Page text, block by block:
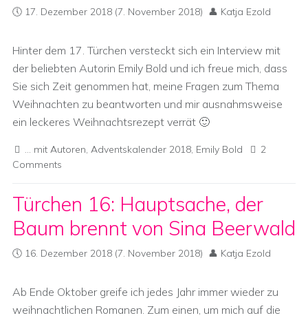
17. Dezember 2018 (7. November 2018) Katja Ezold
Hinter dem 17. Türchen versteckt sich ein Interview mit
der beliebten Autorin Emily Bold und ich freue mich, dass
Sie sich Zeit genommen hat, meine Fragen zum Thema
Weihnachten zu beantworten und mir ausnahmsweise
ein leckeres Weihnachtsrezept verrät 🙂
... mit Autoren, Adventskalender 2018, Emily Bold
2
Comments
Türchen 16: Hauptsache, der
Baum brennt von Sina Beerwald
16. Dezember 2018 (7. November 2018) Katja Ezold
Ab Ende Oktober greife ich jedes Jahr immer wieder zu
weihnachtlichen Romanen. Zum einen, um mich auf die